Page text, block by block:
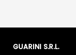
GUARINI S.R.L.